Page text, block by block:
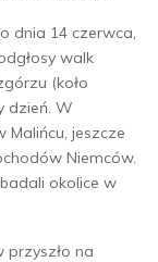
dnia 14 czerwca,
walk
(koło
dzień. W
Malińcu, jeszcze
Niemców.
okolice w
na